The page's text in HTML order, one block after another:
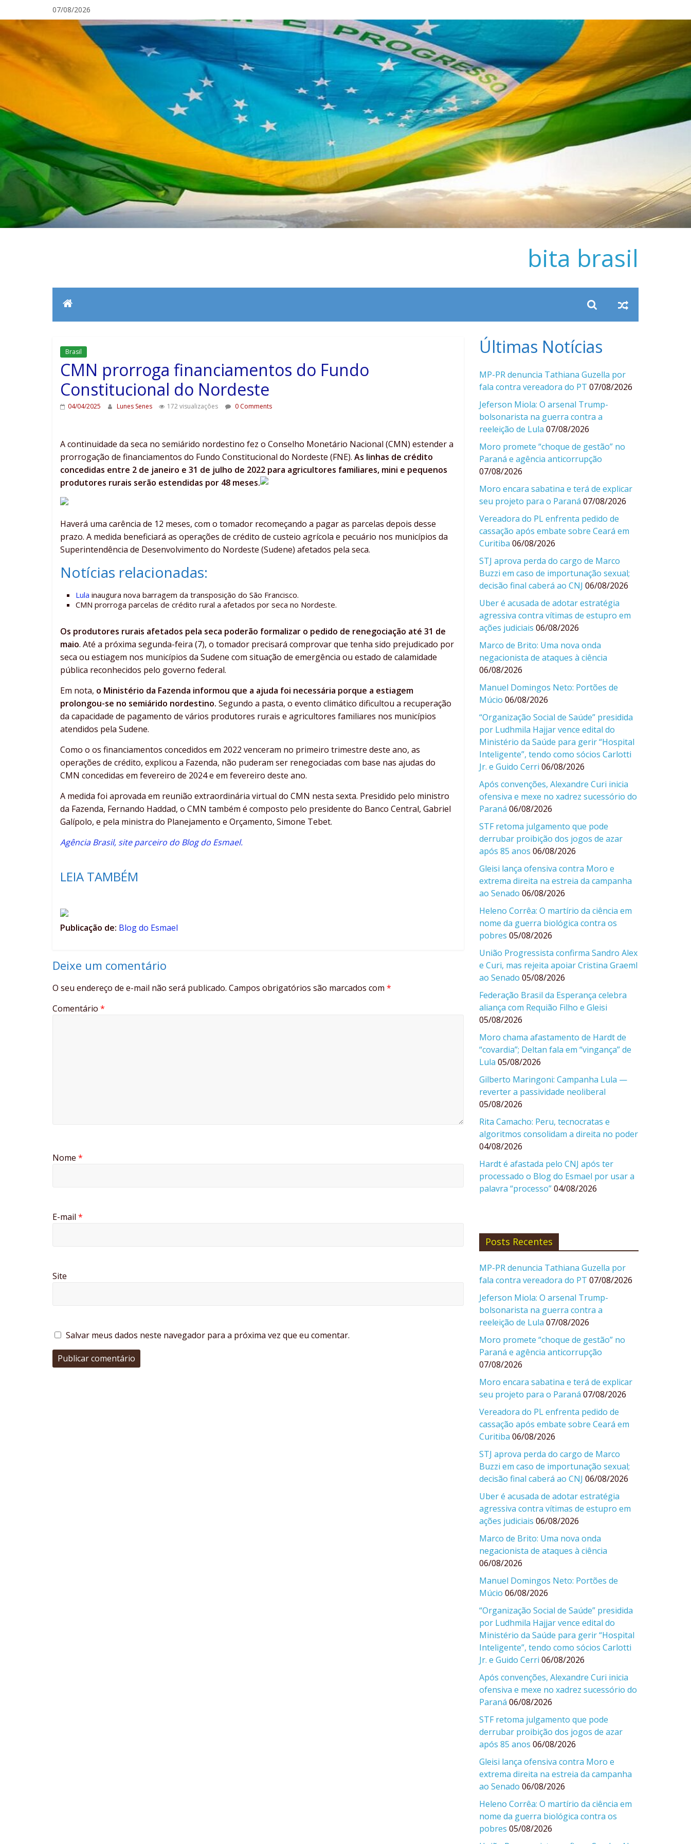
para
conteúdo
07/08/2026
bita brasil
Brasil
CMN prorroga financiamentos do Fundo
Constitucional do Nordeste
04/04/2025 Lunes Senes 172 visualizações 0 Comments
A continuidade da seca no semiárido nordestino fez o Conselho Monetário Nacional (CMN) estender a
prorrogação de financiamentos do Fundo Constitucional do Nordeste (FNE). As linhas de crédito
concedidas entre 2 de janeiro e 31 de julho de 2022 para agricultores familiares, mini e pequenos
produtores rurais serão estendidas por 48 meses.
Haverá uma carência de 12 meses, com o tomador recomeçando a pagar as parcelas depois desse
prazo. A medida beneficiará as operações de crédito de custeio agrícola e pecuário nos municípios da
Superintendência de Desenvolvimento do Nordeste (Sudene) afetados pela seca.
Notícias relacionadas:
Lula inaugura nova barragem da transposição do São Francisco.
CMN prorroga parcelas de crédito rural a afetados por seca no Nordeste.
Os produtores rurais afetados pela seca poderão formalizar o pedido de renegociação até 31 de
maio. Até a próxima segunda-feira (7), o tomador precisará comprovar que tenha sido prejudicado por
seca ou estiagem nos municípios da Sudene com situação de emergência ou estado de calamidade
pública reconhecidos pelo governo federal.
Em nota, o Ministério da Fazenda informou que a ajuda foi necessária porque a estiagem
prolongou-se no semiárido nordestino. Segundo a pasta, o evento climático dificultou a recuperação
da capacidade de pagamento de vários produtores rurais e agricultores familiares nos municípios
atendidos pela Sudene.
Como o os financiamentos concedidos em 2022 venceram no primeiro trimestre deste ano, as
operações de crédito, explicou a Fazenda, não puderam ser renegociadas com base nas ajudas do
CMN concedidas em fevereiro de 2024 e em fevereiro deste ano.
A medida foi aprovada em reunião extraordinária virtual do CMN nesta sexta. Presidido pelo ministro
da Fazenda, Fernando Haddad, o CMN também é composto pelo presidente do Banco Central, Gabriel
Galípolo, e pela ministra do Planejamento e Orçamento, Simone Tebet.
Agência Brasil, site parceiro do Blog do Esmael.
LEIA TAMBÉM
Publicação de: Blog do Esmael
Deixe um comentário
O seu endereço de e-mail não será publicado. Campos obrigatórios são marcados com *
Comentário *
Nome *
E-mail *
Site
Salvar meus dados neste navegador para a próxima vez que eu comentar.
Últimas Notícias
MP-PR denuncia Tathiana Guzella por
fala contra vereadora do PT 07/08/2026
Jeferson Miola: O arsenal Trump-
bolsonarista na guerra contra a
reeleição de Lula 07/08/2026
Moro promete “choque de gestão” no
Paraná e agência anticorrupção
07/08/2026
Moro encara sabatina e terá de explicar
seu projeto para o Paraná 07/08/2026
Vereadora do PL enfrenta pedido de
cassação após embate sobre Ceará em
Curitiba 06/08/2026
STJ aprova perda do cargo de Marco
Buzzi em caso de importunação sexual;
decisão final caberá ao CNJ 06/08/2026
Uber é acusada de adotar estratégia
agressiva contra vítimas de estupro em
ações judiciais 06/08/2026
Marco de Brito: Uma nova onda
negacionista de ataques à ciência
06/08/2026
Manuel Domingos Neto: Portões de
Múcio 06/08/2026
“Organização Social de Saúde” presidida
por Ludhmila Hajjar vence edital do
Ministério da Saúde para gerir “Hospital
Inteligente”, tendo como sócios Carlotti
Jr. e Guido Cerri 06/08/2026
Após convenções, Alexandre Curi inicia
ofensiva e mexe no xadrez sucessório do
Paraná 06/08/2026
STF retoma julgamento que pode
derrubar proibição dos jogos de azar
após 85 anos 06/08/2026
Gleisi lança ofensiva contra Moro e
extrema direita na estreia da campanha
ao Senado 06/08/2026
Heleno Corrêa: O martírio da ciência em
nome da guerra biológica contra os
pobres 05/08/2026
União Progressista confirma Sandro Alex
e Curi, mas rejeita apoiar Cristina Graeml
ao Senado 05/08/2026
Federação Brasil da Esperança celebra
aliança com Requião Filho e Gleisi
05/08/2026
Moro chama afastamento de Hardt de
“covardia”; Deltan fala em “vingança” de
Lula 05/08/2026
Gilberto Maringoni: Campanha Lula —
reverter a passividade neoliberal
05/08/2026
Rita Camacho: Peru, tecnocratas e
algoritmos consolidam a direita no poder
04/08/2026
Hardt é afastada pelo CNJ após ter
processado o Blog do Esmael por usar a
palavra “processo”04/08/2026
Posts Recentes
MP-PR denuncia Tathiana Guzella por
fala contra vereadora do PT 07/08/2026
Jeferson Miola: O arsenal Trump-
bolsonarista na guerra contra a
reeleição de Lula 07/08/2026
Moro promete “choque de gestão” no
Paraná e agência anticorrupção
07/08/2026
Moro encara sabatina e terá de explicar
seu projeto para o Paraná 07/08/2026
Vereadora do PL enfrenta pedido de
cassação após embate sobre Ceará em
Curitiba 06/08/2026
STJ aprova perda do cargo de Marco
Buzzi em caso de importunação sexual;
decisão final caberá ao CNJ 06/08/2026
Uber é acusada de adotar estratégia
agressiva contra vítimas de estupro em
ações judiciais 06/08/2026
Marco de Brito: Uma nova onda
negacionista de ataques à ciência
06/08/2026
Manuel Domingos Neto: Portões de
Múcio 06/08/2026
“Organização Social de Saúde” presidida
por Ludhmila Hajjar vence edital do
Ministério da Saúde para gerir “Hospital
Inteligente”, tendo como sócios Carlotti
Jr. e Guido Cerri 06/08/2026
Após convenções, Alexandre Curi inicia
ofensiva e mexe no xadrez sucessório do
Paraná 06/08/2026
STF retoma julgamento que pode
derrubar proibição dos jogos de azar
após 85 anos 06/08/2026
Gleisi lança ofensiva contra Moro e
extrema direita na estreia da campanha
ao Senado 06/08/2026
Heleno Corrêa: O martírio da ciência em
nome da guerra biológica contra os
pobres 05/08/2026